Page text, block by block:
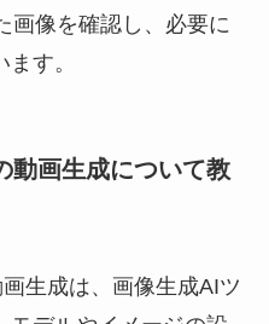
画像を確認し、必要に
す。
動画生成について教
生成は、画像生成AIツ